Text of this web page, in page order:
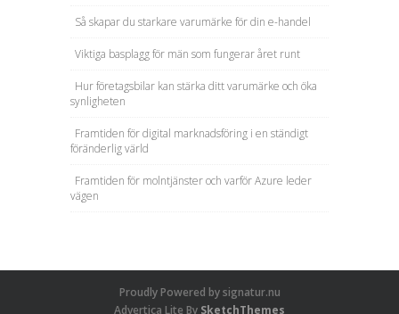
Så skapar du starkare varumärke för din e-handel
Viktiga basplagg för män som fungerar året runt
Hur företagsbilar kan stärka ditt varumärke och öka
synligheten
Framtiden för digital marknadsföring i en ständigt
föränderlig värld
Framtiden för molntjänster och varför Azure leder
vägen
Proudly Powered by signatur.nu
Advertica Lite By SketchThemes